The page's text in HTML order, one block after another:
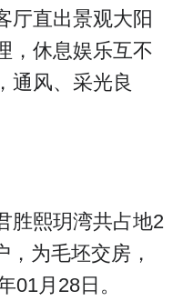
厅直出景观大阳
，休息娱乐互不
通风、采光良
胜熙玥湾共占地2
，为毛坯交房，
01月28日。